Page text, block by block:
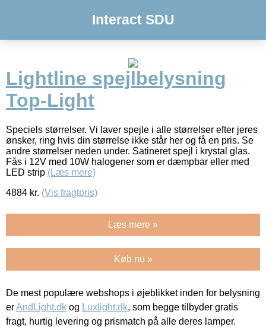
Interact SDU
Lightline spejlbelysning
Top-Light
Speciels størrelser. Vi laver spejle i alle størrelser efter jeres
ønsker, ring hvis din størrelse ikke står her og få en pris. Se
andre størrelser neden under. Satineret spejl i krystal glas.
Fås i 12V med 10W halogener som er dæmpbar eller med
LED strip (Læs mere)
4884 kr. (Vis fragtpris)
Læs mere »
Køb nu »
De mest populære webshops i øjeblikket inden for belysning
erAndLight.dk og Luxlight.dk, som begge tilbyder gratis
fragt, hurtig levering og prismatch på alle deres lamper.